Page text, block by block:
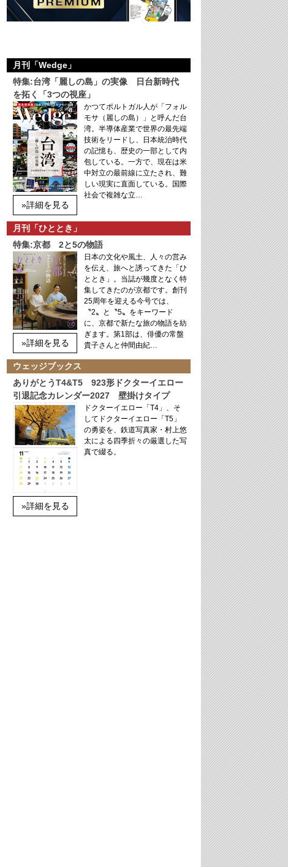
月刊「Wedge」
特集:台湾「麗しの島」の実像 日台新時代
を拓く「3つの視座」
»詳細を見る
かつてポルトガル人が「フォル
モサ（麗しの島）」と呼んだ台
湾。半導体産業で世界の最先端
技術をリードし、日本統治時代
の記憶も、歴史の一部として内
包している。一方で、現在は米
中対立の最前線に立たされ、難
しい現実に直面している。国際
社会で複雑な立…
月刊「ひととき」
特集:京都 2と5の物語
»詳細を見る
日本の文化や風土、人々の営み
を伝え、旅へと誘ってきた「ひ
ととき」。当誌が幾度となく特
集してきたのが京都です。創刊
25周年を迎える今号では、
〝2〟と〝5〟をキーワード
に、京都で新たな旅の物語を紡
ぎます。第1部は、俳優の常盤
貴子さんと仲間由紀…
ウェッジブックス
ありがとうT4&T5 923形ドクターイエロー
引退記念カレンダー2027 壁掛けタイプ
»詳細を見る
ドクターイエロー「T4」、そ
してドクターイエロー「T5」
の勇姿を、鉄道写真家・村上悠
太による四季折々の厳選した写
真で綴る。